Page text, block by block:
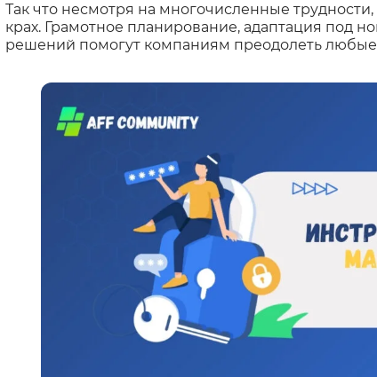
Так что несмотря на многочисленные
крах. Грамотное планирование, адаптация под
решений помогут компаниям преодолеть